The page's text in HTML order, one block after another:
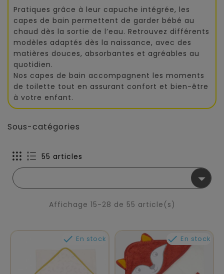
Pratiques grâce à leur capuche intégrée, les
capes de bain permettent de garder bébé au
chaud dès la sortie de l’eau. Retrouvez différents
modèles adaptés dès la naissance, avec des
matières douces, absorbantes et agréables au
quotidien.
Nos capes de bain accompagnent les moments
de toilette tout en assurant confort et bien-être
à votre enfant.
Sous-catégories
55 articles

Affichage 15-28 de 55 article(s)
 En stock  En stock